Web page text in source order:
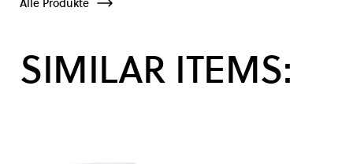
Alle Produkte
SIMILAR ITEMS: